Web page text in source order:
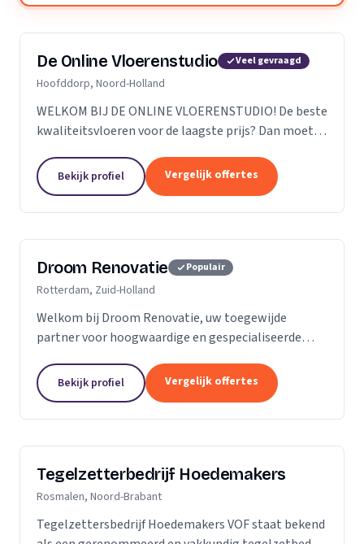
De Online Vloerenstudio Veel gevraagd
Hoofddorp, Noord-Holland
WELKOM BIJ DE ONLINE VLOERENSTUDIO! De beste
kwaliteitsvloeren voor de laagste prijs? Dan moet u
soorten parketvloeren en laminaat online
bestellen...
Bekijk profiel Vergelijk offertes
Droom Renovatie Populair
Rotterdam, Zuid-Holland
Welkom bij Droom Renovatie, uw toegewijde
partner voor hoogwaardige en gespecialiseerde
is dan slechts een plek; het is een weerspiegeling
van uw...
Bekijk profiel Vergelijk offertes
Tegelzetterbedrijf Hoedemakers
Rosmalen, Noord-Brabant
Tegelzettersbedrijf Hoedemakers VOF staat bekend